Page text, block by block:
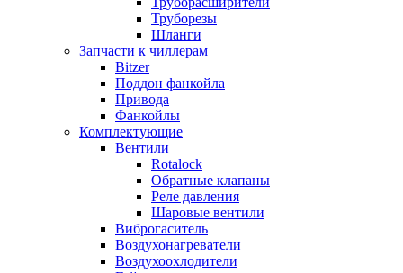
Труборезы
Шланги
Запчасти к чиллерам
Bitzer
Поддон фанкойла
Привода
Фанкойлы
Комплектующие
Вентили
Rotalock
Обратные клапаны
Реле давления
Шаровые вентили
Виброгаситель
Воздухонагреватели
Воздухоохлодители